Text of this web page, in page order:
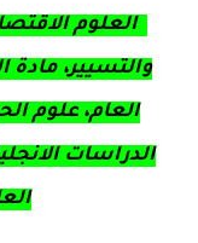
العلوم
والتسيير، مادة
العام، علوم
الدراسات